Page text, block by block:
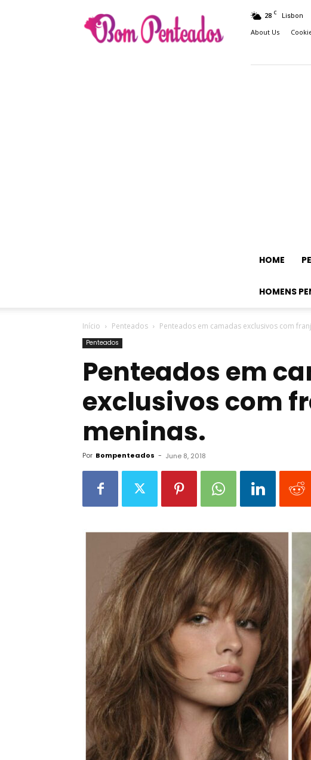
Penteados
28 C Lisbon
About Us
HOME
HOMENS
Início Penteados Penteados em camadas exclusivos com
Penteados
Penteados em
exclusivos com
meninas.
Por Bompenteados - June 8, 2018